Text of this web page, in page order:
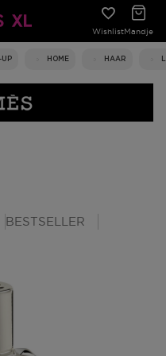
WishlistMandje
UP HOME HAAR
BESTSELLER